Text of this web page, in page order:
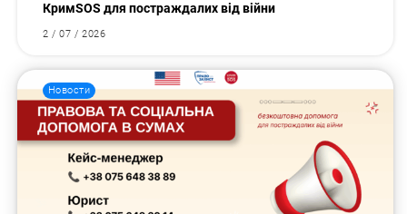
КримSOS для постраждалих від війни
2 / 07 / 2026
Новости